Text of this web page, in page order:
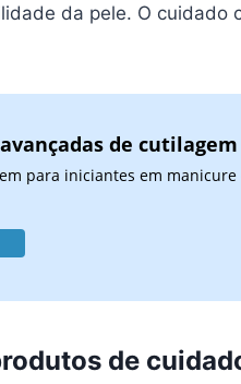
da pele. O
de cutilagem
para iniciantes em
de